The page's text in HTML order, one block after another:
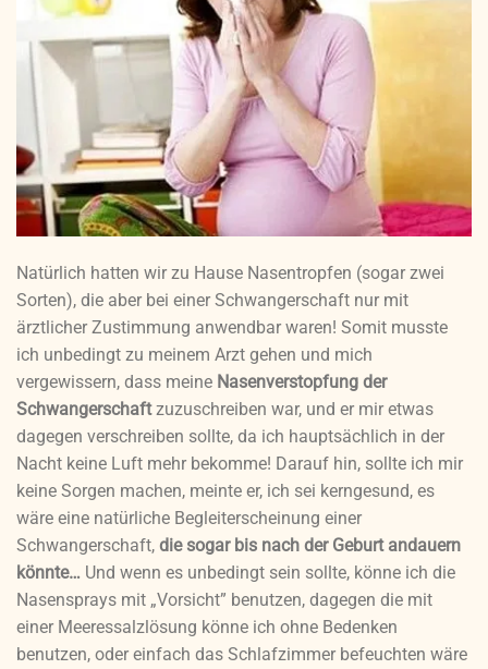
Natürlich hatten wir zu Hause Nasentropfen (sogar zwei
Sorten), die aber bei einer Schwangerschaft nur mit
ärztlicher Zustimmung anwendbar waren! Somit musste
ich unbedingt zu meinem Arzt gehen und mich
vergewissern, dass meine Nasenverstopfung der
Schwangerschaftzuzuschreiben war, und er mir etwas
dagegen verschreiben sollte, da ich hauptsächlich in der
Nacht keine Luft mehr bekomme! Darauf hin, sollte ich mir
keine Sorgen machen, meinte er, ich sei kerngesund, es
wäre eine natürliche Begleiterscheinung einer
Schwangerschaft, die sogar bis nach der Geburt andauern
könnte… Und wenn es unbedingt sein sollte, könne ich die
Nasensprays mit „Vorsicht” benutzen, dagegen die mit
einer Meeressalzlösung könne ich ohne Bedenken
benutzen, oder einfach das Schlafzimmer befeuchten wäre